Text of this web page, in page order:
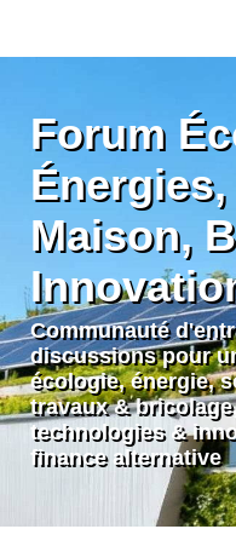
Forum
Maison,
Communauté
discussions pour
écologie, énergie,
travaux &
technologies &
finance alternative